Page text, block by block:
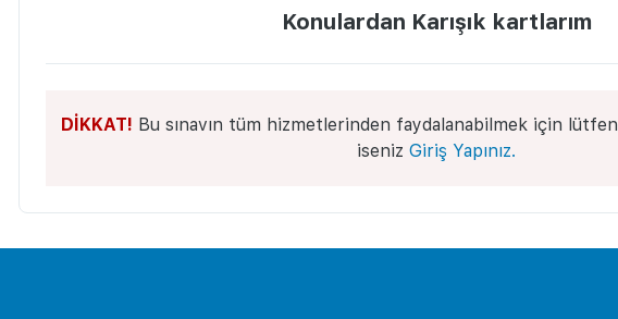
Konulardan Karışık kartlarım
DİKKAT! Bu sınavın tüm hizmetlerinden faydalanabilmek için lütfen
iseniz Giriş Yapınız.